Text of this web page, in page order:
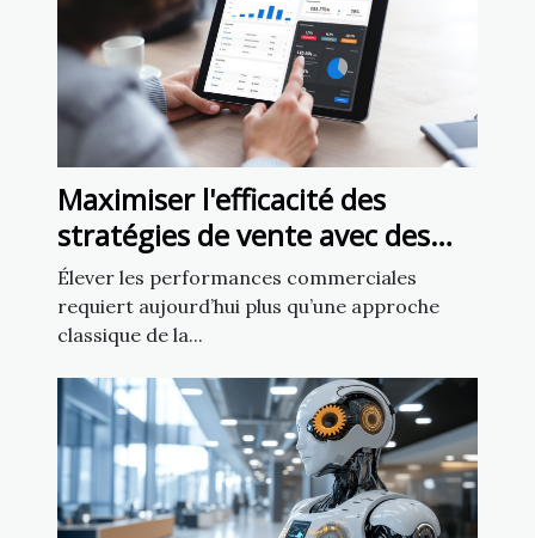
Maximiser l'efficacité des
stratégies de vente avec des
techniques d'achat innovantes
Élever les performances commerciales
requiert aujourd’hui plus qu’une approche
classique de la...